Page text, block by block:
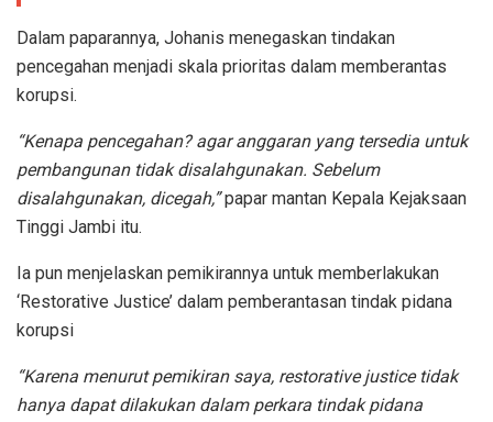
Dalam paparannya, Johanis menegaskan tindakan
pencegahan menjadi skala prioritas dalam memberantas
korupsi.
“Kenapa pencegahan? agar anggaran yang tersedia untuk
pembangunan tidak disalahgunakan. Sebelum
disalahgunakan, dicegah,”papar mantan Kepala Kejaksaan
Tinggi Jambi itu.
Ia pun menjelaskan pemikirannya untuk memberlakukan
‘Restorative Justice’ dalam pemberantasan tindak pidana
korupsi
“Karena menurut pemikiran saya, restorative justice tidak
hanya dapat dilakukan dalam perkara tindak pidana